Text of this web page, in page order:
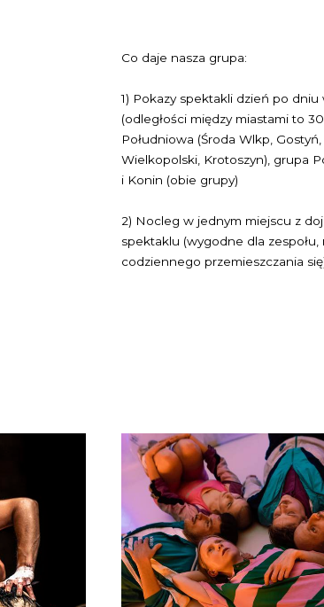
Co daje nasza grupa:
1) Pokazy spektakli dzień po dniu
(odległości między miastami to
Południowa (Środa Wlkp,
Wielkopolski, Krotoszyn), grupa
i Konin (obie grupy)
2) Nocleg w jednym miejscu z
spektaklu (wygodne dla
codziennego przemieszczania